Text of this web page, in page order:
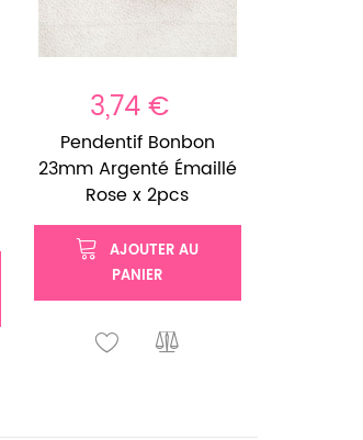
3,74 €
Pendentif Bonbon
23mm Argenté Émaillé
Rose x 2pcs
AJOUTER AU
PANIER